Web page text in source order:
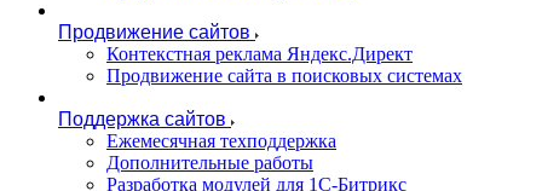
Продвижение сайтов
Контекстная реклама Яндекс.Директ
Продвижение сайта в поисковых системах
Поддержка сайтов
Ежемесячная техподдержка
Дополнительные работы
Разработка модулей для 1С-Битрикс